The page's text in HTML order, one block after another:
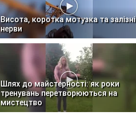
Висота, коротка мотузка та залізні
нерви
Шлях до майстерності: як роки
тренувань перетворюються на
мистецтво